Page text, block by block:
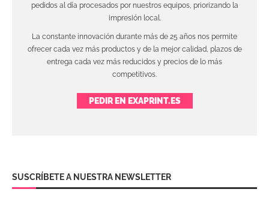
pedidos al día procesados por nuestros equipos, priorizando la
impresión local.
La constante innovación durante más de 25 años nos permite
ofrecer cada vez más productos y de la mejor calidad, plazos de
entrega cada vez más reducidos y precios de lo más
competitivos.
PEDIR EN EXAPRINT.ES
SUSCRÍBETE A NUESTRA NEWSLETTER